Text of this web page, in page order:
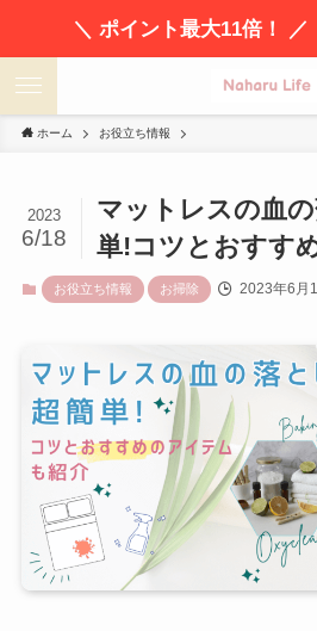
＼ ポイント最大11倍！ ／
ホーム お役立ち情報
マットレスの血
単!コツとおすす
2023
6/18
お役立ち情報 お掃除 2023年6月